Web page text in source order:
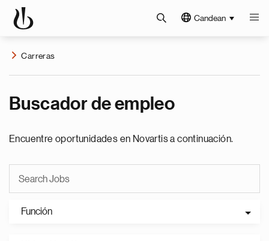
Candean
Carreras
Buscador de empleo
Encuentre oportunidades en Novartis a continuación.
Función